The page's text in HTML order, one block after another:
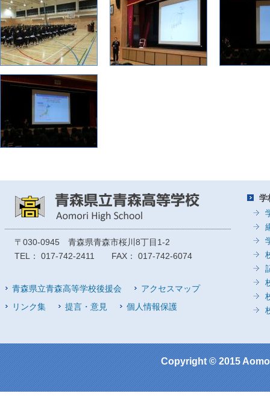
〒030-0945 青森県青森市桜川8丁目1-2
TEL： 017-742-2411 FAX： 017-742-6074
青森県立青森高等学校後援会
アクセスマップ
リンク集
提言・意見 個人情報保護
学
Copyright © 2015